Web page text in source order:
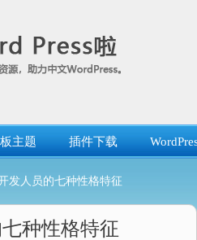
主题 插件下载
发人员的七种性格特征
种性格特征